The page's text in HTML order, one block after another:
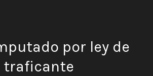
por ley de
traficante